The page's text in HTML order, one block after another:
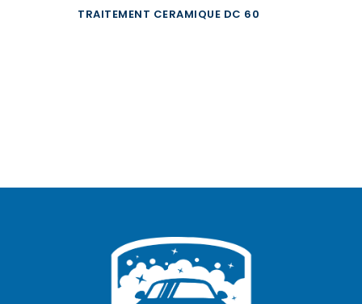
TRAITEMENT CERAMIQUE DC 60